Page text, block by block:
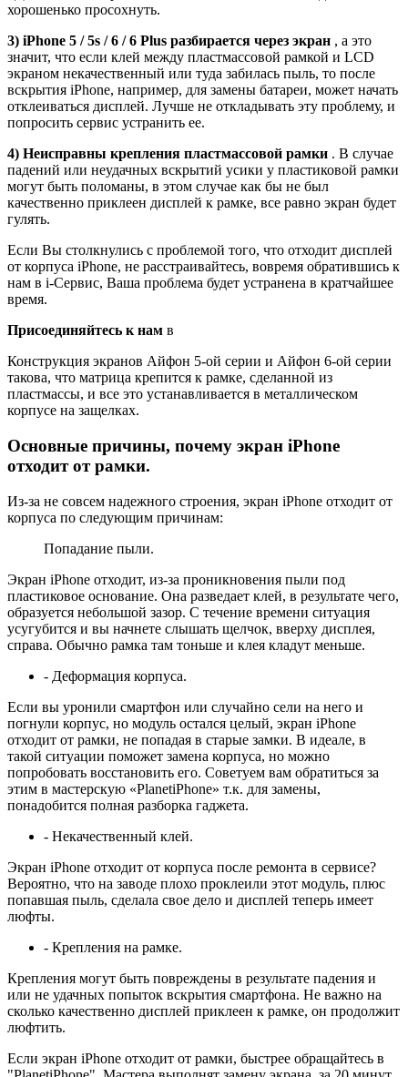
хорошенько просохнуть.
3) iPhone 5 / 5s / 6 / 6 Plus разбирается через экран , а это
значит, что если клей между пластмассовой рамкой и LCD
экраном некачественный или туда забилась пыль, то после
вскрытия iPhone, например, для замены батареи, может начать
отклеиваться дисплей. Лучше не откладывать эту проблему, и
попросить сервис устранить ее.
4) Неисправны крепления пластмассовой рамки . В случае
падений или неудачных вскрытий усики у пластиковой рамки
могут быть поломаны, в этом случае как бы не был
качественно приклеен дисплей к рамке, все равно экран будет
гулять.
Если Вы столкнулись с проблемой того, что отходит дисплей
от корпуса iPhone, не расстраивайтесь, вовремя обратившись к
нам в i-Сервис, Ваша проблема будет устранена в кратчайшее
время.
Присоединяйтесь к нам в
Конструкция экранов Айфон 5-ой серии и Айфон 6-ой серии
такова, что матрица крепится к рамке, сделанной из
пластмассы, и все это устанавливается в металлическом
корпусе на защелках.
Основные причины, почему экран iPhone
отходит от рамки.
Из-за не совсем надежного строения, экран iPhone отходит от
корпуса по следующим причинам:
Попадание пыли.
Экран iPhone отходит, из-за проникновения пыли под
пластиковое основание. Она разведает клей, в результате чего,
образуется небольшой зазор. С течение времени ситуация
усугубится и вы начнете слышать щелчок, вверху дисплея,
справа. Обычно рамка там тоньше и клея кладут меньше.
- Деформация корпуса.
Если вы уронили смартфон или случайно сели на него и
погнули корпус, но модуль остался целый, экран iPhone
отходит от рамки, не попадая в старые замки. В идеале, в
такой ситуации поможет замена корпуса, но можно
попробовать восстановить его. Советуем вам обратиться за
этим в мастерскую «PlanetiPhone» т.к. для замены,
понадобится полная разборка гаджета.
- Некачественный клей.
Экран iPhone отходит от корпуса после ремонта в сервисе?
Вероятно, что на заводе плохо проклеили этот модуль, плюс
попавшая пыль, сделала свое дело и дисплей теперь имеет
люфты.
- Крепления на рамке.
Крепления могут быть повреждены в результате падения и
или не удачных попыток вскрытия смартфона. Не важно на
сколько качественно дисплей приклеен к рамке, он продолжит
люфтить.
Если экран iPhone отходит от рамки, быстрее обращайтесь в